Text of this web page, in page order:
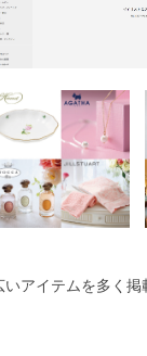
アイテムを多く掲